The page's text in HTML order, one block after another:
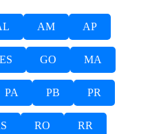
AM AP
ES GO MA
PA PB PR
RO RR